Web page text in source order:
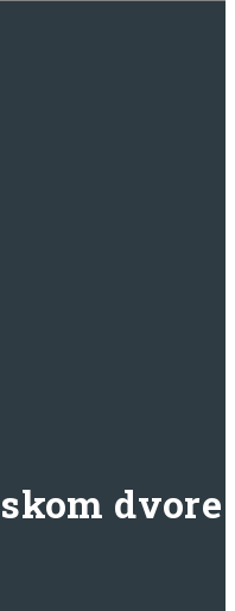
dvore